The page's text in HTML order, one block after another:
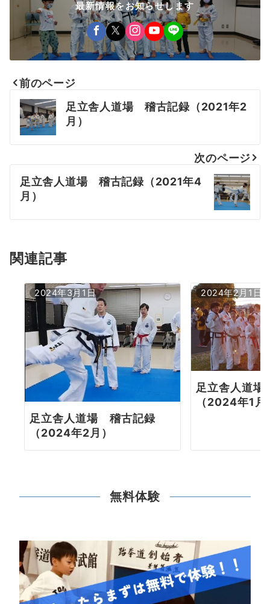
最新情報をお知らせします
投
稿
ナ
ビ
ゲ
ョ
ン
前のページ
足立舎人道場 稽古記録（2021年2
月）
次のページ
足立舎人道場 稽古記録（2021年4
月）
関連記事
2024年3月1日
足立舎人道場 稽古記録
（2024年2月）
2024年2月1日
足立舎人道
（2024年1月
無料体験